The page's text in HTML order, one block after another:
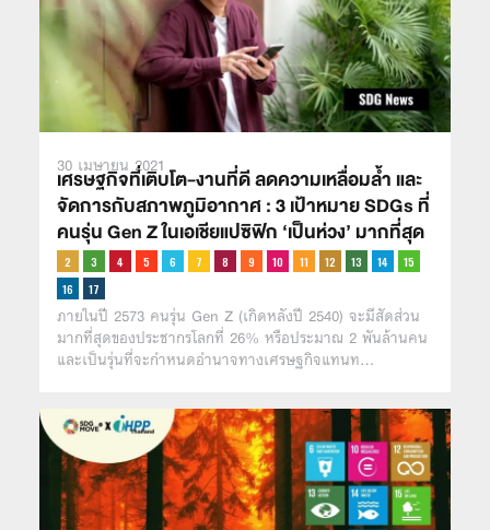
30 เมษายน 2021
เศรษฐกิจที่เติบโต-งานที่ดี ลดความเหลื่อมล้ำ และ
จัดการกับสภาพภูมิอากาศ : 3 เป้าหมาย SDGs ที่
คนรุ่น Gen Z ในเอเชียแปซิฟิก ‘เป็นห่วง’ มากที่สุด
ภายในปี 2573 คนรุ่น Gen Z (เกิดหลังปี 2540) จะมีสัดส่วน
มากที่สุดของประชากรโลกที่ 26% หรือประมาณ 2 พันล้านคน
และเป็นรุ่นที่จะกำหนดอำนาจทางเศรษฐกิจแทนท…